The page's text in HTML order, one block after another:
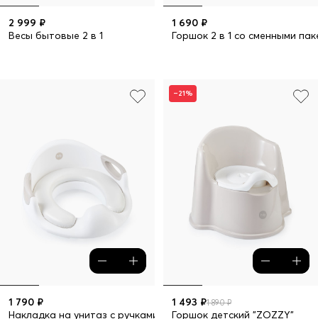
2 999 ₽
Весы бытовые 2 в 1
1 690 ₽
Горшок 2 в 1 со сменными
1 790 ₽
Накладка на унитаз с ручками "BONUS"
–21%
1 493 ₽1 890 ₽
Горшок детский "ZOZZY"